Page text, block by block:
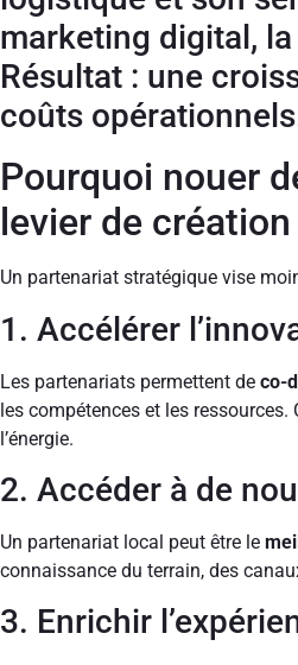
marketing digital,
Résultat : une
coûts
Pourquoi nouer
levier de
Un partenariat stratégique vise
1. Accélérer
Les partenariats permettent de co-
les compétences et les
l’énergie.
2. Accéder à de
Un partenariat local peut être le
connaissance du terrain, des
3. Enrichir